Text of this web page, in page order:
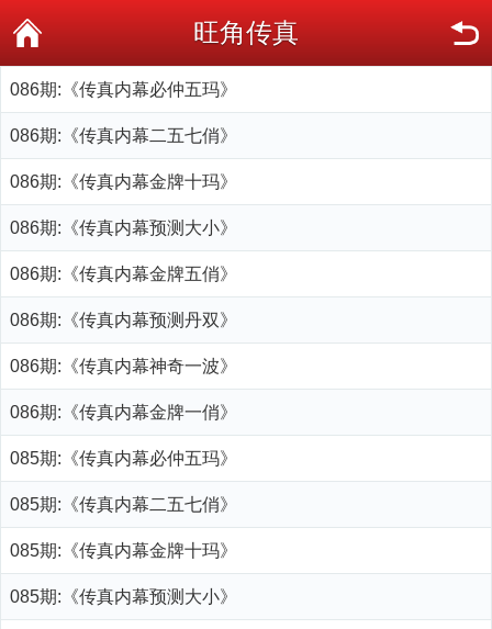
旺角传真
086期:《传真内幕必仲五玛》
086期:《传真内幕二五七俏》
086期:《传真内幕金牌十玛》
086期:《传真内幕预测大小》
086期:《传真内幕金牌五俏》
086期:《传真内幕预测丹双》
086期:《传真内幕神奇一波》
086期:《传真内幕金牌一俏》
085期:《传真内幕必仲五玛》
085期:《传真内幕二五七俏》
085期:《传真内幕金牌十玛》
085期:《传真内幕预测大小》